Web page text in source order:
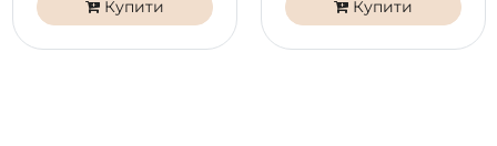
Купити Купити